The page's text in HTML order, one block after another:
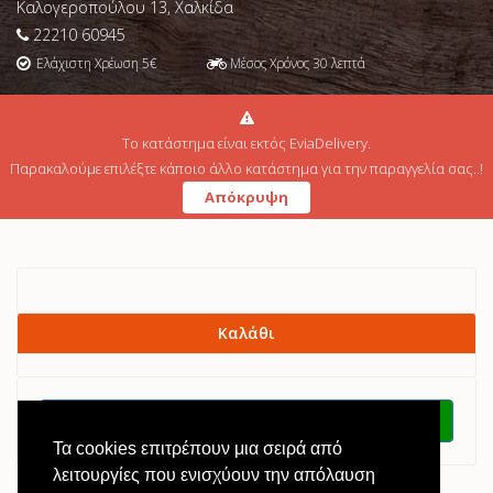
Τα cookies επιτρέπουν μια σειρά από
λειτουργίες που ενισχύουν την απόλαυση
Καλογεροπούλου 13, Χαλκίδα
22210 60945
Ελάχιστη Χρέωση5€ Μέσος Χρόνος30λεπτά
Δεν βρέθηκε κανένα προϊόν.
Καλάθι
Το κατάστημα είναι εκτός EviaDelivery.
Παρακαλούμε επιλέξτε κάποιο άλλο κατάστημα για την παραγγελία σας..!
Απόκρυψη